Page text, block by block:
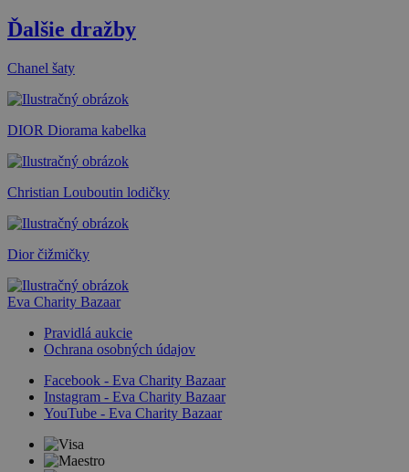
Ďalšie dražby
Chanel šaty
DIOR Diorama kabelka
Christian Louboutin lodičky
Dior čižmičky
Eva Charity Bazaar
Pravidlá aukcie
Ochrana osobných údajov
Facebook - Eva Charity Bazaar
Instagram - Eva Charity Bazaar
YouTube - Eva Charity Bazaar